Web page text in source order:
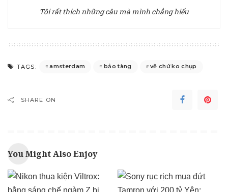
Tôi rất thích những câu mà mình chẳng hiểu
TAGS: amsterdam bảo tàng vẽ chứ ko chụp
SHARE ON
You Might Also Enjoy